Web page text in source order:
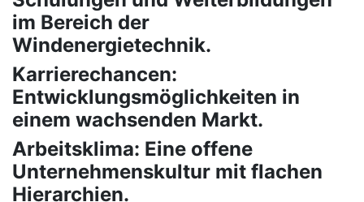
im Bereich der
Windenergietechnik.
Karrierechancen:
Entwicklungsmöglichkeiten in
einem wachsenden Markt.
Arbeitsklima: Eine offene
Unternehmenskultur mit flachen
Hierarchien.